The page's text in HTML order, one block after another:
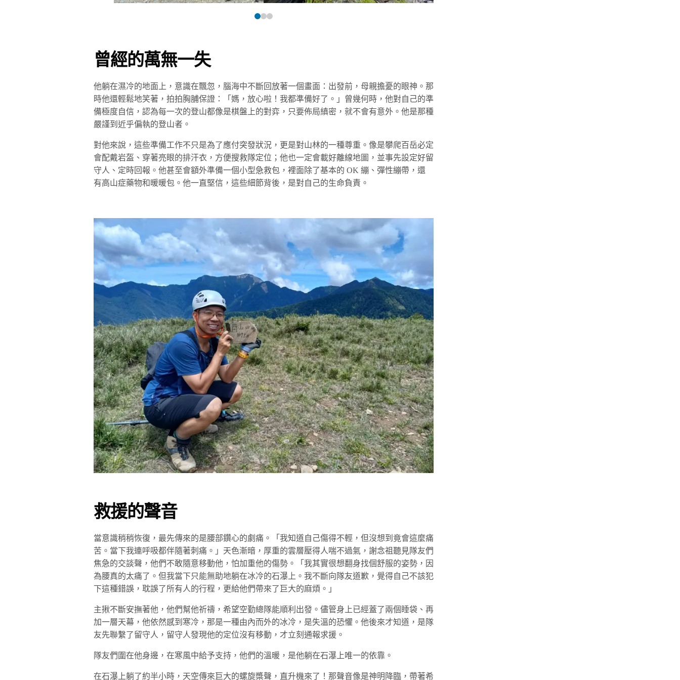
曾經的萬無一失
他躺在濕冷的地面上，意識在飄忽，腦海中不斷回放著一個畫面：出發前，母親擔憂的眼神。那
時他還輕鬆地笑著，拍拍胸脯保證：「媽，放心啦！我都準備好了。」曾幾何時，他對自己的準
備極度自信，認為每一次的登山都像是棋盤上的對弈，只要佈局縝密，就不會有意外。他是那種
嚴謹到近乎偏執的登山者。
對他來說，這些準備工作不只是為了應付突發狀況，更是對山林的一種尊重。像是攀爬百岳必定
會配戴岩盔、穿著亮眼的排汗衣，方便搜救隊定位；他也一定會載好離線地圖，並事先設定好留
守人、定時回報。他甚至會額外準備一個小型急救包，裡面除了基本的 OK 繃、彈性繃帶，還
有高山症藥物和暖暖包。他一直堅信，這些細節背後，是對自己的生命負責。
救援的聲音
當意識稍稍恢復，最先傳來的是腰部鑽心的劇痛。「我知道自己傷得不輕，但沒想到竟會這麼痛
苦。當下我連呼吸都伴隨著刺痛。」天色漸暗，厚重的雲層壓得人喘不過氣，謝念祖聽見隊友們
焦急的交談聲，他們不敢隨意移動他，怕加重他的傷勢。「我其實很想翻身找個舒服的姿勢，因
為腰真的太痛了。但我當下只能無助地躺在冰冷的石瀑上。我不斷向隊友道歉，覺得自己不該犯
下這種錯誤，耽誤了所有人的行程，更給他們帶來了巨大的麻煩。」
主揪不斷安撫著他，他們幫他祈禱，希望空勤總隊能順利出發。儘管身上已經蓋了兩個睡袋、再
加一層天幕，他依然感到寒冷，那是一種由內而外的冰冷，是失溫的恐懼。他後來才知道，是隊
友先聯繫了留守人，留守人發現他的定位沒有移動，才立刻通報求援。
隊友們圍在他身邊，在寒風中給予支持，他們的溫暖，是他躺在石瀑上唯一的依靠。
在石瀑上躺了約半小時，天空傳來巨大的螺旋槳聲，直升機來了！那聲音像是神明降臨，帶著希